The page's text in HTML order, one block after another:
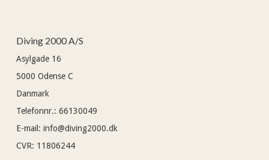
Diving 2000 A/S
Asylgade 16
5000 Odense C
Danmark
Telefonnr.: 66130049
E-mail : info@diving2000.dk
CVR: 11806244